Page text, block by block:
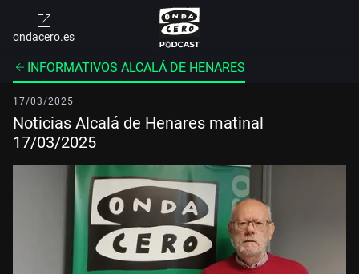
ondacero.es
INFORMATIVOS ALCALÁ DE HENARES
17/03/2025
Noticias Alcalá de Henares matinal
17/03/2025